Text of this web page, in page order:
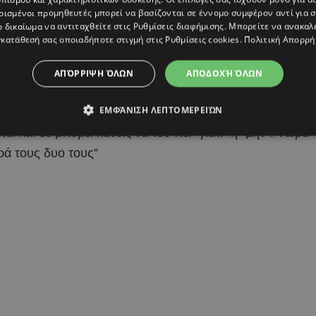
παλιά να μην τον ενοχλούσε το ταξίδι, τώρα,
να δημιουργούσαν πρόβλημα. Δε ξέρω. Εικάζω”.
Μιχόπουλος στην Αθηνά Οικονομάκου, επειδή τα
η γνωστή τραγουδίστρια σημείωσε πως “Εγώ θεωρώ
Το τι κάνω εγώ όμως δε συνεπάγεται ότι είναι
και δε μπορεί κανείς να του πει “γιατί” ή “μην”. Τώρα
τους δυο τους”
προμηθευτές μπορεί να βασίζονται σε έννομο συμφέρον αντί για
δικαίωμα να αντιταχθείτε στις Ρυθμίσεις διαφήμισης. Μπορείτε να
σας οποιαδήποτε στιγμή στις Ρυθμίσεις cookies. Πολιτική
ΑΠΟΔΟΧΉ ΌΛΩΝ
ΑΠΌΡΡΙΨΗ ΌΛΩΝ
ΕΜΦΆΝΙΣΗ ΛΕΠΤΟΜΕΡΕΙΏΝ